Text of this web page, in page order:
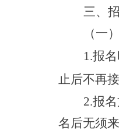
三、
（一
1.报名
止后不再
2.报
名后无须